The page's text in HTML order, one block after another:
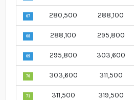
67 280,500 288,100
68 288,100 295,800
69 295,800 303,600
70 303,600 311,500
71 311,500 319,500